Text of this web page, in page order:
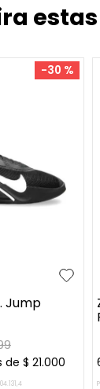
-30 %
Jump
de $ 21.000
.131,4